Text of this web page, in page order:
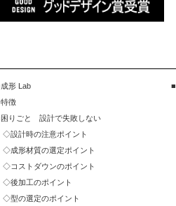
成形 Lab
特徴
困りごと 設計で失敗しない
設計時の注意ポイント
成形材質の選定ポイント
コストダウンのポイント
後加工のポイント
型の選定のポイント